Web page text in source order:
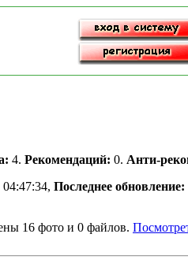
4. Рекомендаций: 0. Анти-
Последнее обновление:
16 фото и 0 файлов.